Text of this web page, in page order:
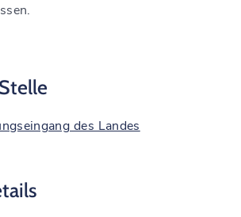
des Landes